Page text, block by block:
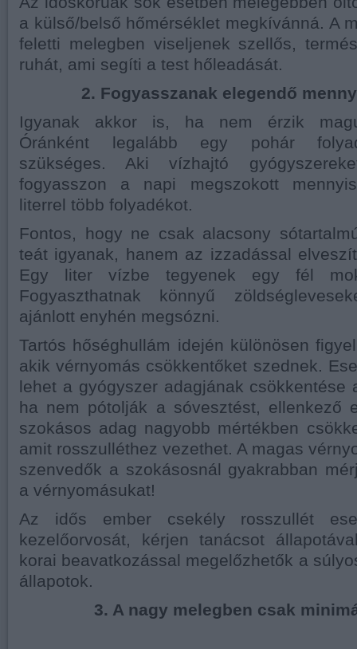
a külső/belső hőmérséklet megkívánná. A
feletti melegben viseljenek szellős,
ruhát, ami segíti a test hőleadását.
2. Fogyasszanak elegendő
Igyanak akkor is, ha nem érzik
Óránként legalább egy pohár
szükséges. Aki vízhajtó
fogyasszon a napi megszokott
literrel több folyadékot.
Fontos, hogy ne csak alacsony
teát igyanak, hanem az izzadással
Egy liter vízbe tegyenek egy fél
Fogyaszthatnak könnyű
ajánlott enyhén megsózni.
Tartós hőséghullám idején különösen
akik vérnyomás csökkentőket szednek.
lehet a gyógyszer adagjának csökkentése
ha nem pótolják a sóvesztést, ellenkező
szokásos adag nagyobb mértékben
amit rosszulléthez vezethet. A magas
szenvedők a szokásosnál gyakrabban
a vérnyomásukat!
Az idős ember csekély rosszullét
kezelőorvosát, kérjen tanácsot
korai beavatkozással megelőzhetők a
állapotok.
3. A nagy melegben csak